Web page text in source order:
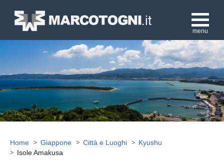
menu
Home Giappone Città e Luoghi
Kyushu
Isole Amakusa